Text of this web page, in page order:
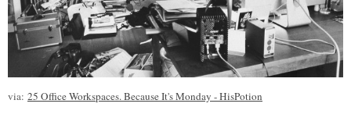
via: 25 Office Workspaces. Because It's Monday - HisPotion